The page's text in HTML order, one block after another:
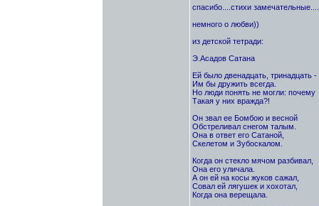
спасибо....стихи
немного о любви))
из детской тетради:
Э.Асадов Сатана
Ей было двенадцать, тринадцать -
Им бы дружить всегда.
Но люди понять не могли: почему
Такая у них вражда?!
Он звал ее Бомбою и весной
Обстреливал снегом талым.
Она в ответ его Сатаной,
Скелетом и Зубоскалом.
Когда он стекло мячом разбивал,
Она его уличала.
А он ей на косы жуков сажал,
Совал ей лягушек и хохотал,
Когда она верещала.